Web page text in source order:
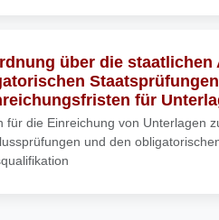
über die
für
für die Einreichung von Unterlagen
und den